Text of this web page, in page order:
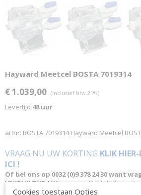
Hayward Meetcel BOSTA 7019314
€ 1.039,00 (inclusief btw 21%)
Levertijd 48 uur
artnr: BOSTA 7019314 Hayward Meetcel
VRAAG NU UW KORTING KLIK
ICI !
Of bel ons op 0032 (0)9 378 24 30 want
VRIJBLIJVEND ! We geven altijd de
bovendien persoonlijk advies.
Cookies toestaan Opties